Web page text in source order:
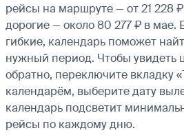
рейсы на маршруте — от 21 228
дорогие — около 80 277 ₽ в мае.
гибкие, календарь поможет
нужный период. Чтобы увидеть
обратно, переключите вкладку
календарём, выберите дату
календарь подсветит
рейсы по каждому дню.